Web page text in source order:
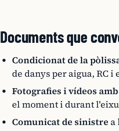
Documents que
Condicionat de la
de danys per aigua, RC i
Fotografies i vídeos
el moment i durant
Comunicat de sinistre a